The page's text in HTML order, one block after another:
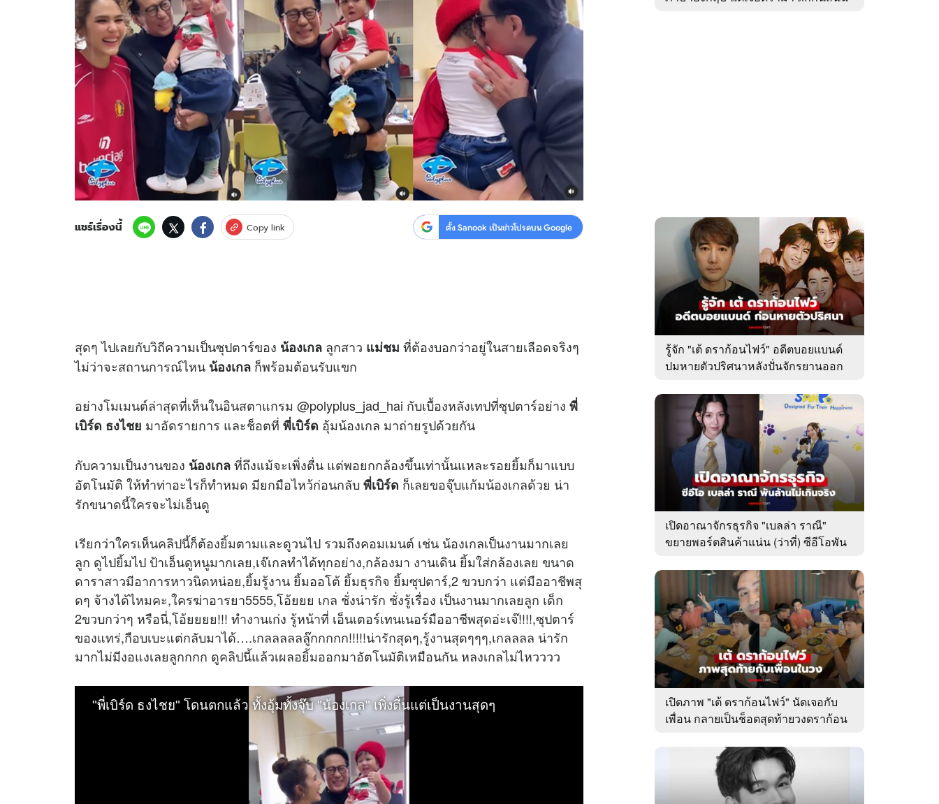
ดาวน์โหลดสนุกแอปฟรี ติดตามสนุกโซเชียลได้ที่
สงวนลิขสิทธิ์ ©2569บริษัท อิมเมจ ฟิวเจอร์ (ประเทศไทย) จำกัด
แชร์เรื่องนี้ Copy link ตั้ง Sanook เป็นข่าวโปรดบน Google
สุดๆ ไปเลยกับวิถีความเป็นซุปตาร์ของ น้องเกล ลูกสาว แม่ชม ที่ต้องบอกว่าอยู่ในสายเลือดจริงๆ
ไม่ว่าจะสถานการณ์ไหน น้องเกล ก็พร้อมต้อนรับแขก
อย่างโมเมนต์ล่าสุดที่เห็นในอินสตาแกรม @polyplus_jad_hai กับเบื้องหลังเทปที่ซุปตาร์อย่าง พี่
เบิร์ด ธงไชย มาอัดรายการ และช็อตที่ พี่เบิร์ด อุ้มน้องเกล มาถ่ายรูปด้วยกัน
กับความเป็นงานของ น้องเกลที่ถึงแม้จะเพิ่งตื่น แต่พอยกกล้องขึ้นเท่านั้นแหละรอยยิ้มก็มาแบบ
อัตโนมัติ ให้ทำท่าอะไรก็ทำหมด มียกมือไหว้ก่อนกลับพี่เบิร์ด ก็เลยขอจุ๊บแก้มน้องเกลด้วย น่า
รักขนาดนี้ใครจะไม่เอ็นดู
เรียกว่าใครเห็นคลิปนี้ก็ต้องยิ้มตามและดูวนไป รวมถึงคอมเมนต์ เช่น น้องเกลเป็นงานมากเลย
ลูก ดูไปยิ้มไป ป้าเอ็นดูหนูมากเลย,เจ๊เกลทำได้ทุกอย่าง,กล้องมา งานเดิน ยิ้มใส่กล้องเลย ขนาด
ดาราสาวมีอาการหาวนิดหน่อย,ยิ้มรู้งาน ยิ้มออโต้ ยิ้มธุรกิจ ยิ้มซุปตาร์,2 ขวบกว่า แต่มืออาชีพสุ
ดๆ จ้างได้ไหมคะ,ใครฆ่าอารยา5555,โอ้ยยย เกล ชั่งน่ารัก ชั่งรู้เรื่อง เป็นงานมากเลยลูก เด็ก
2ขวบกว่าๆ หรือนี่,โอ้ยยยย!!! ทำงานเก่ง รู้หน้าที่ เอ็นเตอร์เทนเนอร์มืออาชีพสุดอ่ะเจ๊!!!!,ซุปตาร์
ของแทร่,กือบเบะแต่กลับมาได้….เกลลลลลลู๊กกกกก!!!!!น่ารักสุดๆ,รู้งานสุดๆๆๆ,เกลลลล น่ารัก
มากไม่มีงอแงเลยลูกกกก ดูคลิปนี้แล้วเผลอยิ้มออกมาอัตโนมัติเหมือนกัน หลงเกลไม่ไหวววว
รู้จัก "เต้ ดราก้อนไฟว์" อดีตบอยแบนด์
ปมหายตัวปริศนาหลังปั่นจักรยานออก
เปิดอาณาจักรธุรกิจ "เบลล่า ราณี"
ขยายพอร์ตสินค้าแน่น (ว่าที่) ซีอีโอพัน
เปิดภาพ "เต้ ดราก้อนไฟว์" นัดเจอกับ
เพื่อน กลายเป็นช็อตสุดท้ายวงดราก้อน